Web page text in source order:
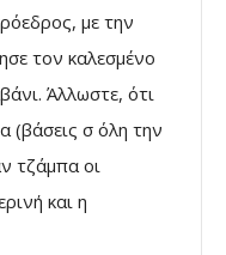
με την
τον καλεσμένο
Άλλωστε, ότι
(βάσεις σ όλη την
τζάμπα οι
και η